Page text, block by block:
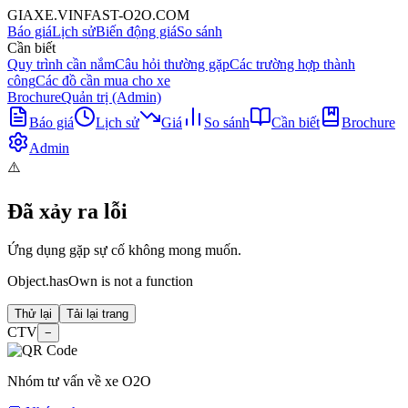
GIAXE.VINFAST-O2O.COM
Báo giáLịch sửBiến động giáSo sánh
Cần biết
Quy trình cần nắmCâu hỏi thường gặpCác trường hợp thành
côngCác đồ cần mua cho xe
BrochureQuản trị (Admin)
Báo giá
Lịch sử Giá So sánh Cần biết
Brochure
Admin
⚠️
Đã xảy ra lỗi
Ứng dụng gặp sự cố không mong muốn.
Object.hasOwn is not a function
Thử lại Tải lại trang
CTV −
Nhóm tư vấn về xe O2O